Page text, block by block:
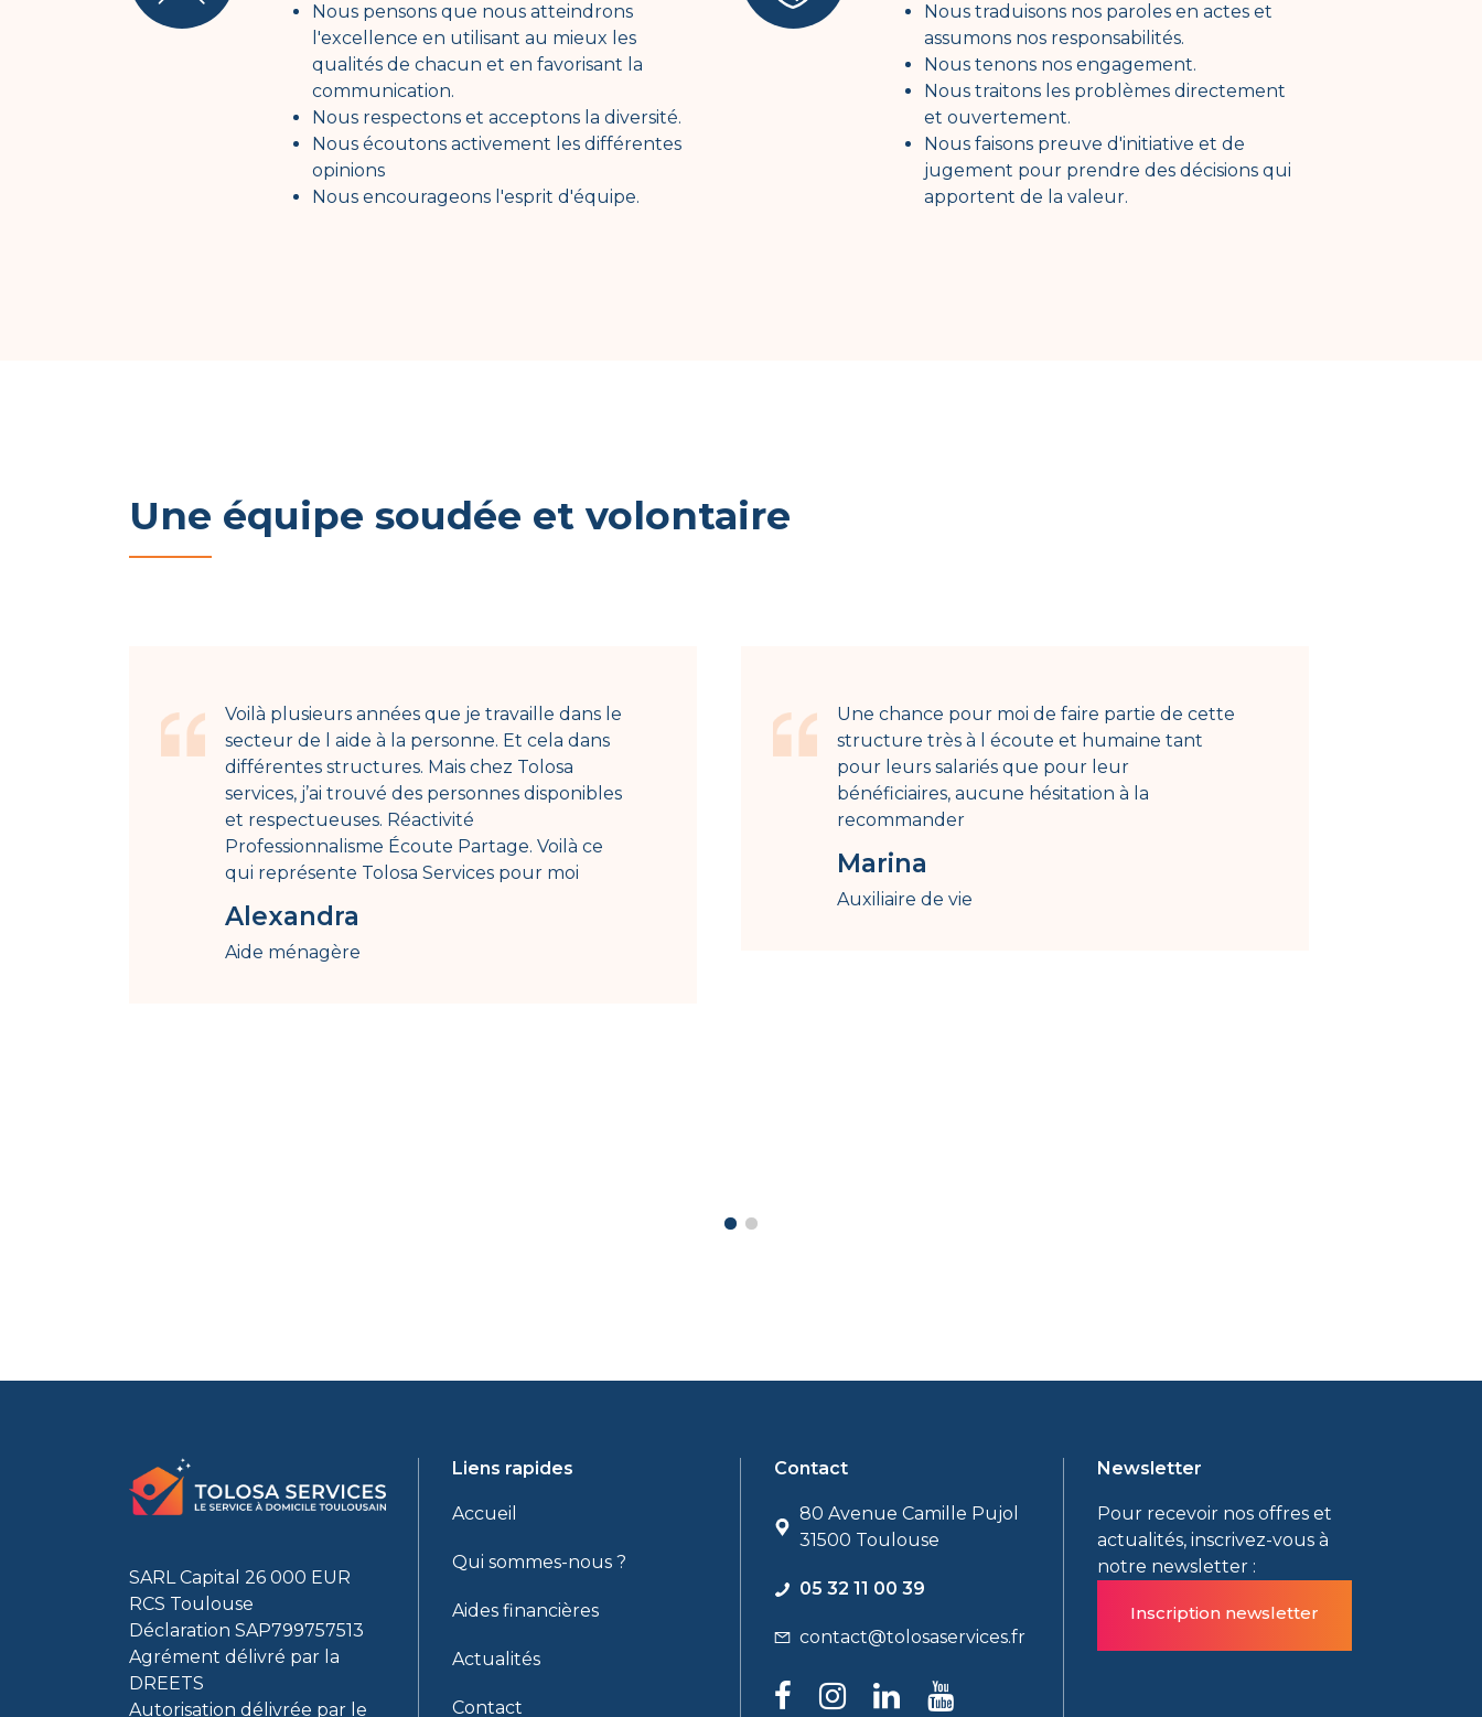
Nous pensons que nous atteindrons
l'excellence en utilisant au mieux les
qualités de chacun et en favorisant la
communication.
Nous respectons et acceptons la diversité.
Nous écoutons activement les différentes
opinions
Nous encourageons l'esprit d'équipe.
Nous traduisons nos paroles en actes et
assumons nos responsabilités.
Nous tenons nos engagement.
Nous traitons les problèmes directement
et ouvertement.
Nous faisons preuve d'initiative et de
jugement pour prendre des décisions qui
apportent de la valeur.
Une équipe soudée et volontaire
Voilà plusieurs années que je travaille dans le
secteur de l aide à la personne. Et cela dans
différentes structures. Mais chez Tolosa
services, j’ai trouvé des personnes disponibles
et respectueuses. Réactivité
Professionnalisme Écoute Partage. Voilà ce
qui représente Tolosa Services pour moi
Alexandra
Aide ménagère
Une chance pour moi de faire partie de cette
structure très à l écoute et humaine tant
pour leurs salariés que pour leur
bénéficiaires, aucune hésitation à la
recommander
Marina
Auxiliaire de vie
SARL Capital 26 000 EUR
RCS Toulouse
Déclaration SAP799757513
Agrément délivré par la
DREETS
Autorisation délivrée par le
Liens rapides
Accueil
Qui sommes-nous ?
Aides financières
Actualités
Contact
Contact
80 Avenue Camille Pujol
31500 Toulouse
05 32 11 00 39
contact@tolosaservices.fr
Newsletter
Pour recevoir nos offres et
actualités, inscrivez-vous à
notre newsletter :
Inscription newsletter